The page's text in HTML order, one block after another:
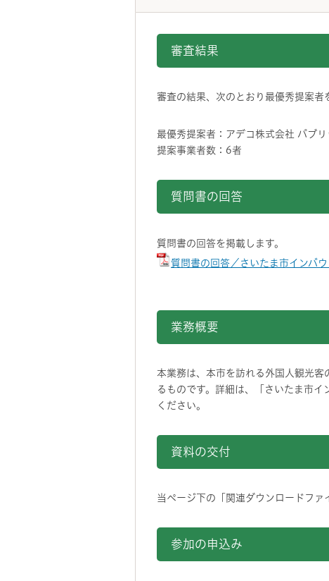
審査結果
審査の結果、次のとおり最優秀提案者
最優秀提案者：アデコ株式会社 パブ
提案事業者数：6者
質問書の回答
質問書の回答を掲載します。
質問書の回答／さいたま市インバ
業務概要
本業務は、本市を訪れる外国人観光
るものです。詳細は、「さいたま市
ください。
資料の交付
当ページ下の「関連ダウンロードファ
参加の申込み